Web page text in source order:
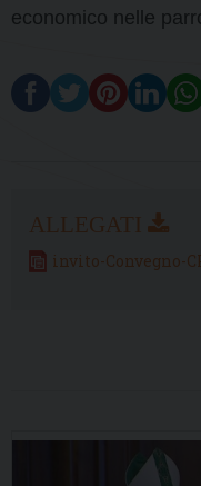
economico nelle
invito-Convegno-